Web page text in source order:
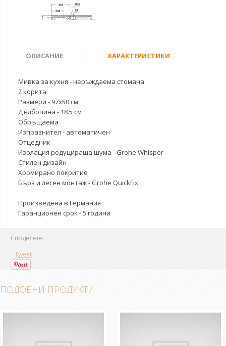
ОПИСАНИЕ ХАРАКТЕРИСТИКИ
Мивка за кухня - неръждаема стомана
2 корита
Размери - 97x50 см
Дълбочина - 18.5 см
Обръщаема
Изпразнител - автоматичен
Отцедник
Изолация редуцираща шума - Grohe Whisper
Стилен дизайн
Хромирано покритие
Бърз и лесен монтаж - Grohe QuickFix
Произведена в Германия
Гаранционен срок - 5 години
Споделете:
Tweet
ПОДОБНИ ПРОДУКТИ